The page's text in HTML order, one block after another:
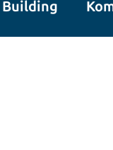
Building